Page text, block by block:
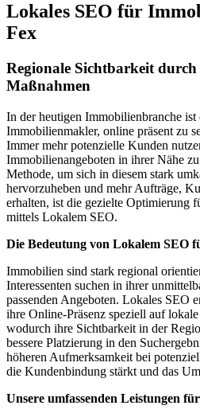
Lokales SEO für
Fex
Regionale Sichtbarkeit
Maßnahmen
In der heutigen Immobilienbranche ist
Immobilienmakler, online präsent zu
Immer mehr potenzielle Kunden
Immobilienangeboten in ihrer Nähe
Methode, um sich in diesem stark
hervorzuheben und mehr Aufträge,
erhalten, ist die gezielte Optimierung
mittels Lokalem SEO.
Die Bedeutung von Lokalem SEO
Immobilien sind stark regional
Interessenten suchen in ihrer
passenden Angeboten. Lokales SEO
ihre Online-Präsenz speziell auf
wodurch ihre Sichtbarkeit in der
bessere Platzierung in den
höheren Aufmerksamkeit bei
die Kundenbindung stärkt und das
Unsere umfassenden Leistungen